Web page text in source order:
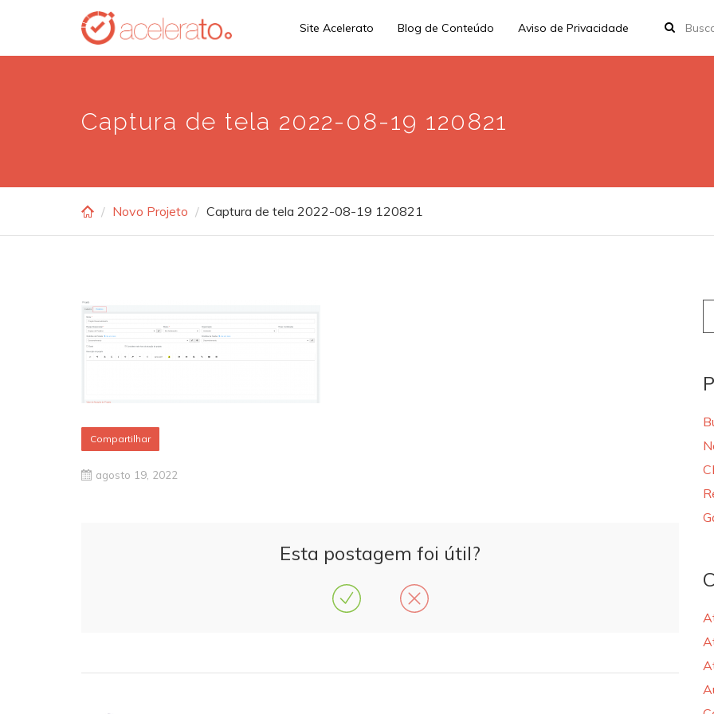
main
Site Acelerato Blog de Conteúdo Aviso de Privacidade
Captura de tela 2022-08-19 120821
Novo Projeto Captura de tela 2022-08-19 120821
Compartilhar
agosto 19, 2022
Esta postagem foi útil?